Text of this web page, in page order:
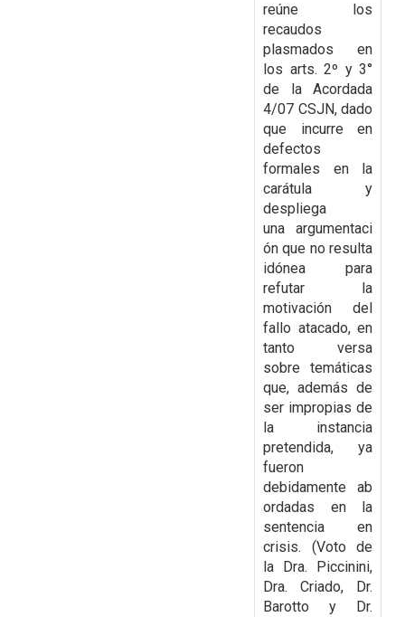
reúne los
recaudos
plasmados en
los arts. 2º y 3°
de la Acordada
4/07 CSJN, dado
que incurre en
defectos
formales en la
carátula y
despliega
una argumentaci
ón que no resulta
idónea para
refutar la
motivación del
fallo atacado, en
tanto versa
sobre temáticas
que, además de
ser impropias de
la instancia
pretendida, ya
fueron
debidamente ab
ordadas en la
sentencia en
crisis. (Voto de
la Dra. Piccinini,
Dra. Criado, Dr.
Barotto y Dr.